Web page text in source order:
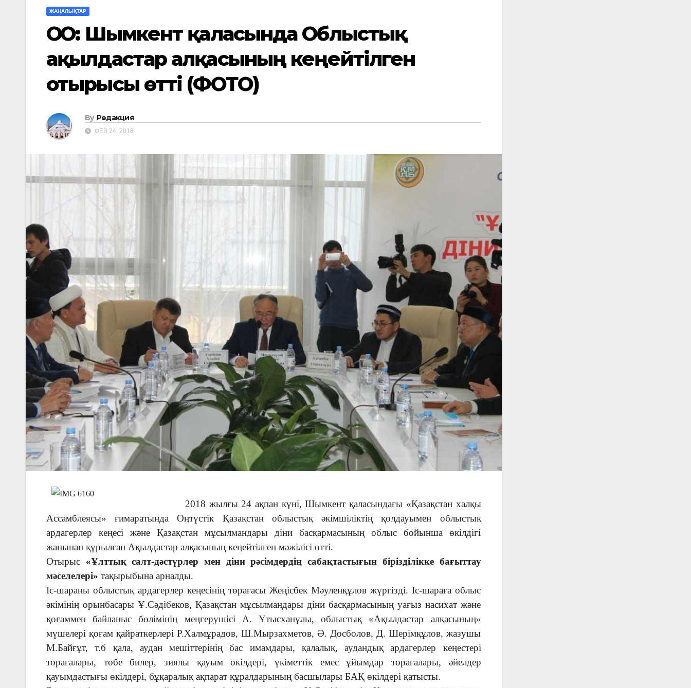
ЖАҢАЛЫҚТАР
ОҚО: Шымкент қаласында Облыстық
ақылдастар алқасының кеңейтілген
отырысы өтті (ФОТО)
By Редакция
ФЕВ 24, 2018
2018 жылғы 24 ақпан күні, Шымкент қаласындағы «Қазақстан халқы
Ассамблеясы» ғимаратында Оңтүстік Қазақстан облыстық әкімшіліктің қолдауымен облыстық
ардагерлер кеңесі және Қазақстан мұсылмандары діни басқармасының облыс бойынша өкілдігі
жанынан құрылған Ақылдастар алқасының кеңейтілген мәжілісі өтті.
Отырыс «Ұлттық салт-дәстүрлер мен діни рәсімдердің сабақтастығын бірізділікке бағыттау
мәселелері» тақырыбына арналды.
Іс-шараны облыстық ардагерлер кеңесінің төрағасы Жеңісбек Мәуленқұлов жүргізді. Іс-шараға облыс
әкімінің орынбасары Ұ.Сәдібеков, Қазақстан мұсылмандары діни басқармасының уағыз насихат және
қоғаммен байланыс бөлімінің меңгерушісі А. Ұтысханұлы, облыстық «Ақылдастар алқасының»
мүшелері қоғам қайраткерлері Р.Халмұрадов, Ш.Мырзахметов, Ә. Досболов, Д. Шерімқұлов, жазушы
М.Байғұт, т.б қала, аудан мешіттерінің бас имамдары, қалалық, аудандық ардагерлер кеңестері
төрағалары, төбе билер, зиялы қауым өкілдері, үкіметтік емес ұйымдар төрағалары, әйелдер
қауымдастығы өкілдері, бұқаралық ақпарат құралдарының басшылары БАҚ өкілдері қатысты.